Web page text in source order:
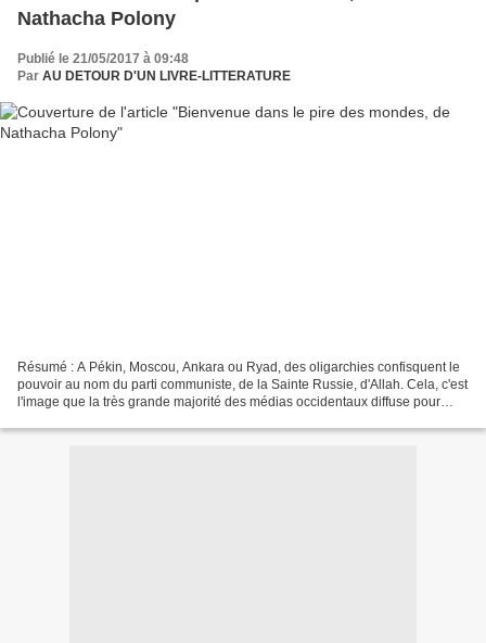
Nathacha Polony
Publié le 21/05/2017 à 09:48
Par AU DETOUR D'UN LIVRE-LITTERATURE
Résumé : A Pékin, Moscou, Ankara ou Ryad, des oligarchies confisquent le
pouvoir au nom du parti communiste, de la Sainte Russie, d'Allah. Cela, c'est
l'image que la très grande majorité des médias occidentaux diffuse pour